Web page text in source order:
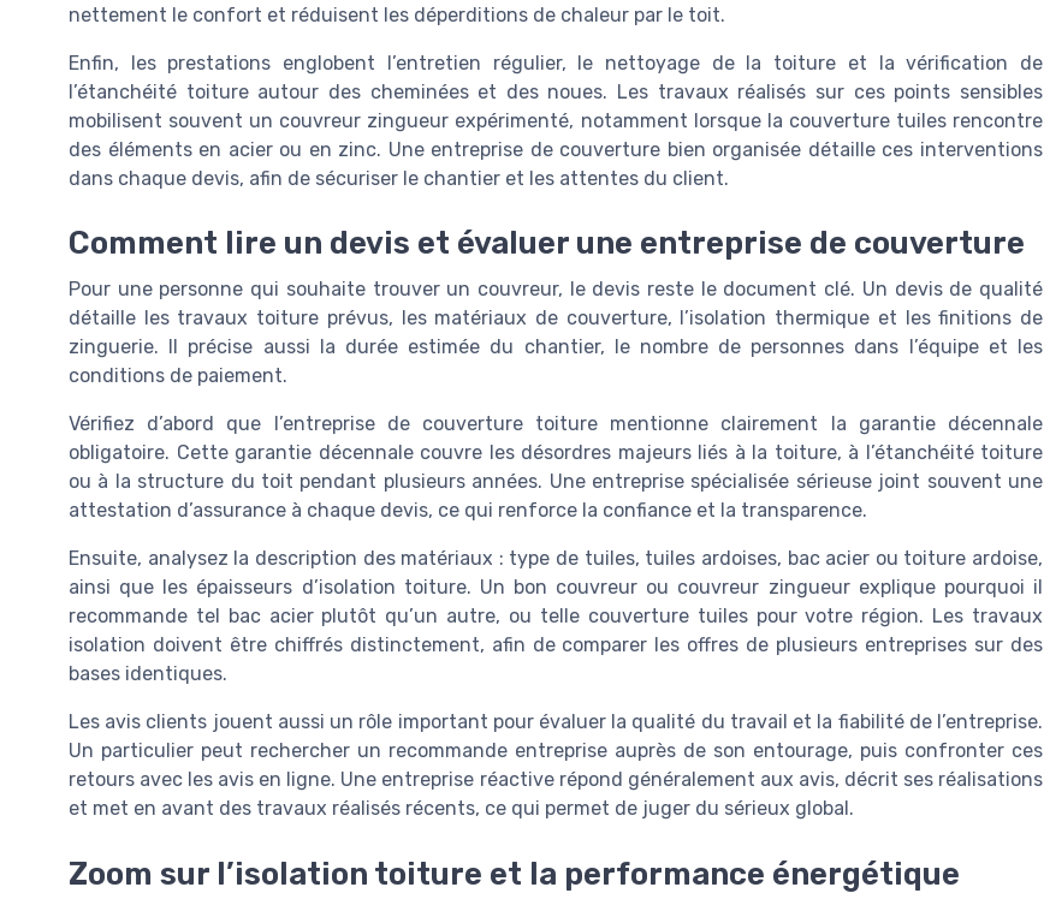
nettement le confort et réduisent les déperditions de chaleur par le toit.
Enfin, les prestations englobent l’entretien régulier, le nettoyage de la toiture et la vérification de
l’étanchéité toiture autour des cheminées et des noues. Les travaux réalisés sur ces points sensibles
mobilisent souvent un couvreur zingueur expérimenté, notamment lorsque la couverture tuiles rencontre
des éléments en acier ou en zinc. Une entreprise de couverture bien organisée détaille ces interventions
dans chaque devis, afin de sécuriser le chantier et les attentes du client.
Comment lire un devis et évaluer une entreprise de couverture
Pour une personne qui souhaite trouver un couvreur, le devis reste le document clé. Un devis de qualité
détaille les travaux toiture prévus, les matériaux de couverture, l’isolation thermique et les finitions de
zinguerie. Il précise aussi la durée estimée du chantier, le nombre de personnes dans l’équipe et les
conditions de paiement.
Vérifiez d’abord que l’entreprise de couverture toiture mentionne clairement la garantie décennale
obligatoire. Cette garantie décennale couvre les désordres majeurs liés à la toiture, à l’étanchéité toiture
ou à la structure du toit pendant plusieurs années. Une entreprise spécialisée sérieuse joint souvent une
attestation d’assurance à chaque devis, ce qui renforce la confiance et la transparence.
Ensuite, analysez la description des matériaux : type de tuiles, tuiles ardoises, bac acier ou toiture ardoise,
ainsi que les épaisseurs d’isolation toiture. Un bon couvreur ou couvreur zingueur explique pourquoi il
recommande tel bac acier plutôt qu’un autre, ou telle couverture tuiles pour votre région. Les travaux
isolation doivent être chiffrés distinctement, afin de comparer les offres de plusieurs entreprises sur des
bases identiques.
Les avis clients jouent aussi un rôle important pour évaluer la qualité du travail et la fiabilité de l’entreprise.
Un particulier peut rechercher un recommande entreprise auprès de son entourage, puis confronter ces
retours avec les avis en ligne. Une entreprise réactive répond généralement aux avis, décrit ses réalisations
et met en avant des travaux réalisés récents, ce qui permet de juger du sérieux global.
Zoom sur l’isolation toiture et la performance énergétique